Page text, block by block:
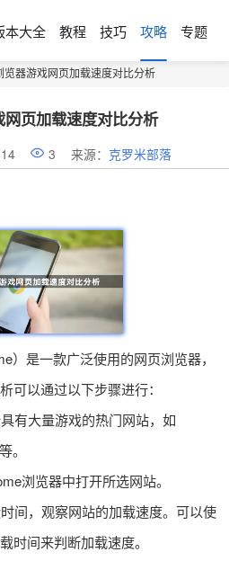
本大全 教程 技巧 攻略 专题
览器游戏网页加载速度对比分析
页加载速度对比分析
3 来源： 克罗米部落
）是一款广泛使用的网页浏览器，
可以通过以下步骤进行：
有大量游戏的热门网站，如
。
浏览器中打开所选网站。
间，观察网站的加载速度。可以使
时间来判断加载速度。